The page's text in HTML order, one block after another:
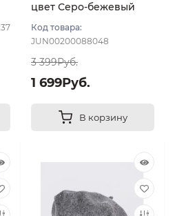
цвет Серо-бежевый
Код товара:
JUN00200088048
3 399Руб.
1 699Руб.
В корзину